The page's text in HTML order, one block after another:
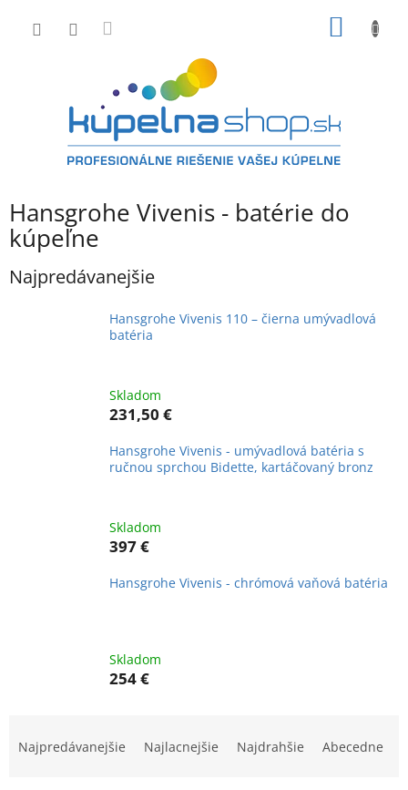
Hansgrohe Vivenis - batérie do
kúpeľne
Najpredávanejšie
Hansgrohe Vivenis 110 – čierna umývadlová
batéria
Skladom
231,50 €
Hansgrohe Vivenis - umývadlová batéria s
ručnou sprchou Bidette, kartáčovaný bronz
Skladom
397 €
Hansgrohe Vivenis - chrómová vaňová batéria
Skladom
254 €
Najpredávanejšie Najlacnejšie Najdrahšie Abecedne